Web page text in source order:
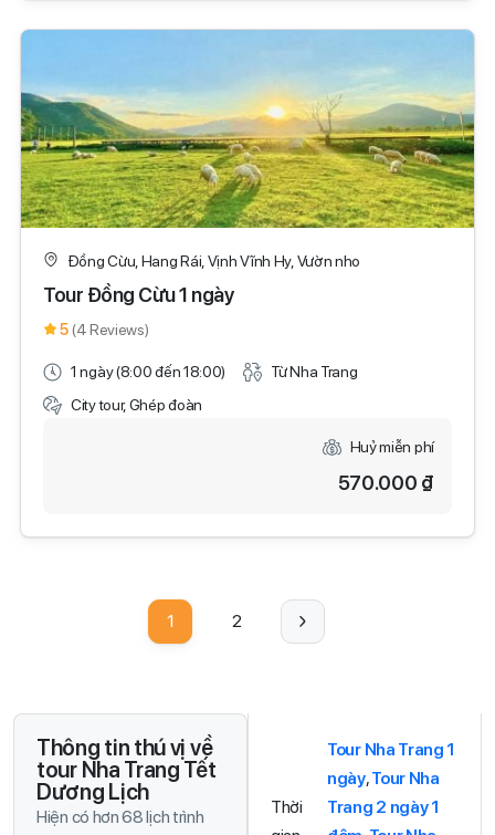
Đồng Cừu, Hang Rái, Vịnh Vĩnh Hy, Vườn nho
Tour Đồng Cừu 1 ngày
5 (4 Reviews)
1 ngày (8:00 đến 18:00)
Từ Nha Trang
City tour, Ghép đoàn
Huỷ miễn phí
570.000 ₫
1 2
Thông tin thú vị về
tour Nha Trang Tết
Dương Lịch
Hiện có hơn 68 lịch trình
Thời
Tour Nha Trang 1
ngày,Tour Nha
Trang 2 ngày 1